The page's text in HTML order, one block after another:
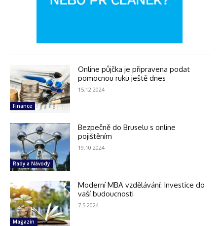
Finance
Online půjčka je připravena podat
pomocnou ruku ještě dnes
15.12.2024
Rady a Návody
Bezpečně do Bruselu s online
pojištěním
19.10.2024
Magazín
Moderní MBA vzdělávání: Investice do
vaší budoucnosti
7.5.2024